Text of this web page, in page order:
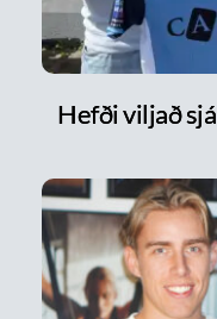
Hefði viljað